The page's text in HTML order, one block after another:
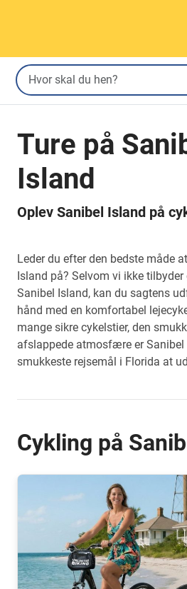
Ture på
Island
Oplev Sanibel Island på
Leder du efter den bedste måde
Island på? Selvom vi ikke
Sanibel Island, kan du sagtens
hånd med en komfortabel
mange sikre cykelstier, den
afslappede atmosfære er Sanibel
smukkeste rejsemål i Florida at
Cykling på